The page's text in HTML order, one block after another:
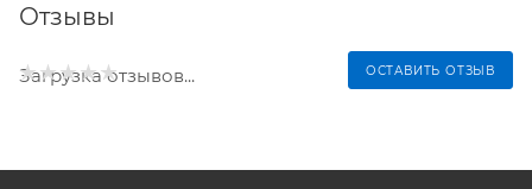
Отзывы
ОСТАВИТЬ ОТЗЫВ
Загрузка отзывов...